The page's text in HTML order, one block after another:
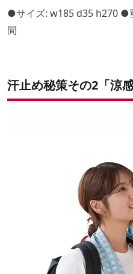
●サイズ: w185 d35 h270 ●
間
汗止め秘策その2「涼